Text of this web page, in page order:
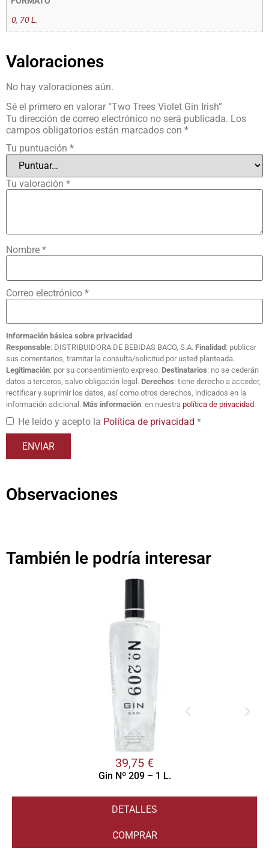
0, 70 L.
Valoraciones
No hay valoraciones aún.
Sé el primero en valorar “Two Trees Violet Gin Irish”
Tu dirección de correo electrónico no será publicada. Los
campos obligatorios están marcados con *
Tu puntuación *
Tu valoración *
Nombre *
Correo electrónico *
Información básica sobre privacidad
Responsable: DISTRIBUIDORA DE BEBIDAS BACO, S.A. Finalidad : publicar
sus comentarios, tramitar la consulta/solicitud por usted planteada.
Legitimación: por su consentimiento expreso. Destinatarios: no se cederán
datos a terceros, salvo obligación legal. Derechos: tiene derecho a acceder,
rectificar y suprimir los datos, así como otros derechos, indicados en la
información adicional. Más información: en nuestra política de privacidad.
He leído y acepto la Política de privacidad *
Observaciones
También le podría interesar
39,75 €
Gin Nº 209 – 1 L.
DETALLES
COMPRAR